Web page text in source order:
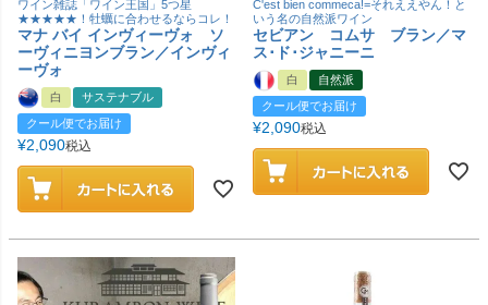
ワイン雑誌「ワイン王国」5つ星
★★★★★！牡蠣に合わせるならコレ！
マナ バイ インヴィーヴォ ソ
ーヴィニヨンブラン／インヴィ
ーヴォ
白
サステナブル
クール便でお届け
¥2,090税込
C'est bien commeca!=それええやん！と
いう名の自然派ワイン
セビアン コムサ ブラン／マ
ス･ド･ジャニーニ
白
自然派
クール便でお届け
¥2,090税込